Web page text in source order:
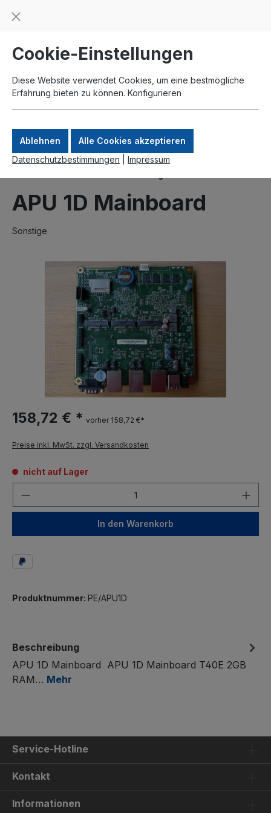
springen
Zahlung per Paypal
APU 1D Mainboard
Sonstige
158,72 € * vorher 158,72 €*
Preise inkl. MwSt. zzgl. Versandkosten
nicht auf Lager
In den Warenkorb
Produktnummer: PE/APU1D
Beschreibung
APU 1D Mainboard APU 1D Mainboard T40E 2GB
RAM… Mehr
Service-Hotline
Kontakt
Informationen
Cookie-Einstellungen
Diese Website verwendet Cookies, um eine bestmögliche
Erfahrung bieten zu können. Konfigurieren
Ablehnen
Alle Cookies akzeptieren
Datenschutzbestimmungen
Impressum